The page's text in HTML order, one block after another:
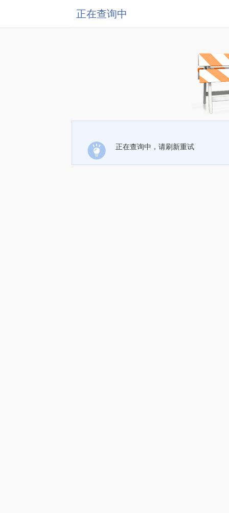
正在查询中
正在查询中，请刷新重试